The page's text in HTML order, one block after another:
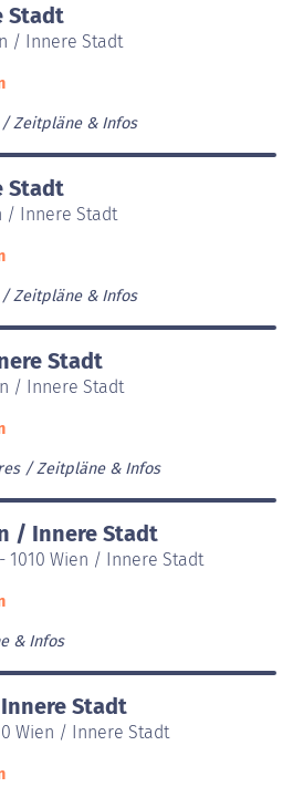
Stadt
/ Innere Stadt
Zeitpläne & Infos
Stadt
/ Innere Stadt
Zeitpläne & Infos
Stadt
/ Innere Stadt
Zeitpläne & Infos
/ Innere Stadt
1010 Wien / Innere Stadt
& Infos
Stadt
Wien / Innere Stadt